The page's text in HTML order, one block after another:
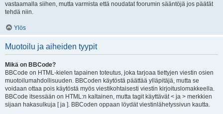
vastaamalla siihen, mutta varmista että noudatat foorumin sääntöjä jos päätät
tehdä niin.
Ylös
Muotoilu ja aiheiden tyypit
Mikä on BBCode?
BBCode on HTML-kielen tapainen toteutus, joka tarjoaa tiettyjen viestin osien
muotoilumahdollisuuden. BBCoden käytöstä päättää ylläpitäjä, mutta se
voidaan ottaa pois käytöstä myös viestikohtaisesti viestin kirjoituslomakkeella.
BBCode itsessään on HTML:n kaltainen, mutta tagit käyttävät < ja > merkkien
sijaan hakasulkuja [ ja ]. BBCoden oppaan löydät viestinlähetyssivun kautta.